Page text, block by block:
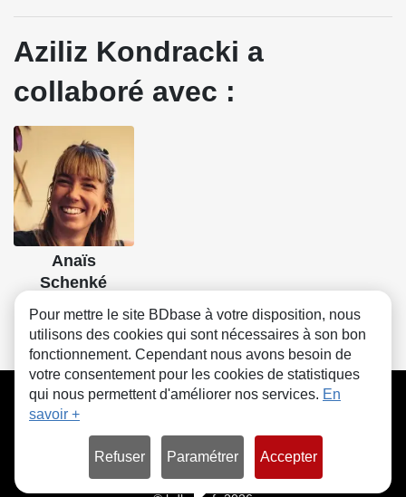
Aziliz Kondracki a
collaboré avec :
Anaïs
Schenké
CGU FAQ Contact Cookies
Pour mettre le site BDbase à votre disposition, nous
utilisons des cookies qui sont nécessaires à son bon
fonctionnement. Cependant nous avons besoin de
votre consentement pour les cookies de statistiques
qui nous permettent d'améliorer nos services. En
savoir +
Refuser Paramétrer Accepter